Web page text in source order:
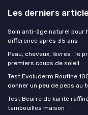
Les derniers
Soin anti-âge naturel pour
différence après 35 ans
Peau, cheveux, lèvres : le
premiers coups de soleil
Test Evoluderm Routine
donner un peu de peps au
Test Beurre de karité
tambouilles maison